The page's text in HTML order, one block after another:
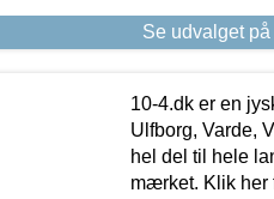
Se udvalget
10-4.dk er en
Ulfborg, Varde,
hel del til hele
mærket. Klik her